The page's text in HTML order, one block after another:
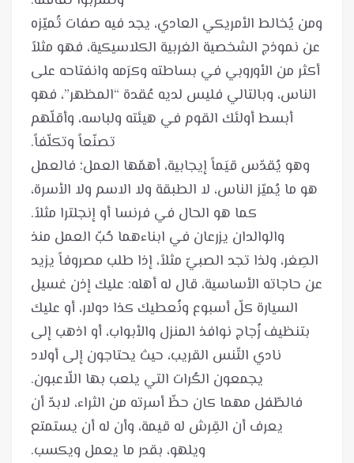
ومن يُخالط الأمريكي العادي، يجد فيه صفات تُميّزه
عن نموذج الشخصية الغربية الكلاسيكية، فهو مثلاً
أكثر من الأوروبي في بساطته وكرَمه وانفتاحه على
الناس، وبالتالي فليس لديه عُقدة “المظهر”، فهو
أبسط أولئك القوم في هيئته ولباسه، وأقلّهم
وهو يُقدّس قيَماً إيجابية، أهمّها العمل؛ فالعمل
هو ما يُميّز الناس، لا الطبقة ولا الاسم ولا الأسرة،
والوالدان يزرعان في ابناءهما حُبّ العمل منذ
الصِغر، ولذا تجد الصبيّ مثلاً، إذا طلب مصروفاً يزيد
عن حاجاته الأساسية، قال له أهله: عليك إذن غسيل
السيارة كلّ أسبوع ونُعطيك كذا دولار، أو عليك
بتنظيف زُجاج نوافذ المنزل والأبواب، أو اذهب إلى
نادي التّنس القريب، حيث يحتاجون إلى أولاد
فالطّفل مهما كان حظّ أسرته من الثراء، لابدّ أن
يعرف أن القِرش له قيمة، وأن له أن يستمتع